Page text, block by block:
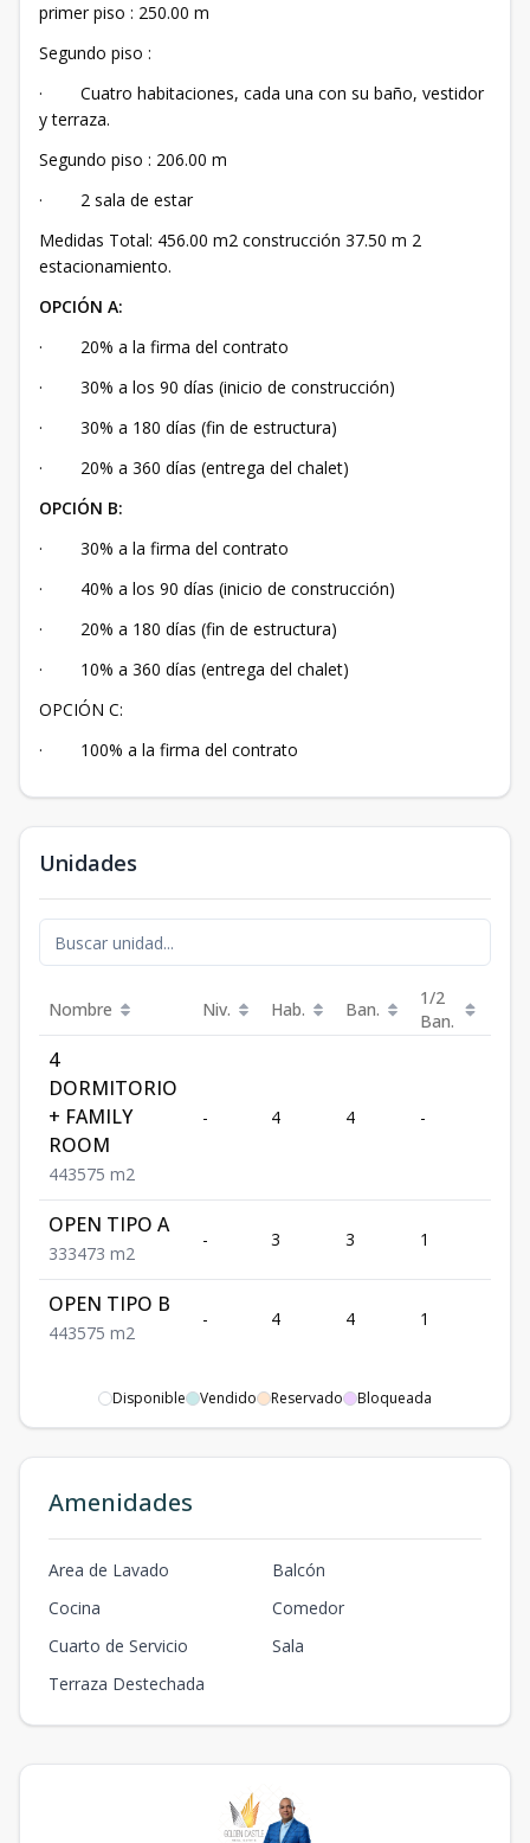
primer piso : 250.00 m
Segundo piso :
· Cuatro habitaciones, cada una con su baño, vestidor
y terraza.
Segundo piso : 206.00 m
· 2 sala de estar
Medidas Total: 456.00 m2 construcción 37.50 m 2
estacionamiento.
OPCIÓN A:
· 20% a la firma del contrato
· 30% a los 90 días (inicio de construcción)
· 30% a 180 días (fin de estructura)
· 20% a 360 días (entrega del chalet)
OPCIÓN B:
· 30% a la firma del contrato
· 40% a los 90 días (inicio de construcción)
· 20% a 180 días (fin de estructura)
· 10% a 360 días (entrega del chalet)
OPCIÓN C:
· 100% a la firma del contrato
Unidades
Nombre Niv. Hab. Ban.
1/2
Ban.
4
DORMITORIO
+ FAMILY
ROOM
443575 m2
- 4 4 -
OPEN TIPO A
333473 m2
- 3 3 1
OPEN TIPO B
443575 m2
- 4 4 1
Disponible Vendido Reservado Bloqueada
Amenidades
Area de Lavado
Balcón
Cocina
Comedor
Cuarto de Servicio
Sala
Terraza Destechada